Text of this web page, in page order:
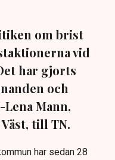
om brist
vid
har gjorts
och
Mann,
till TN.
har sedan 28